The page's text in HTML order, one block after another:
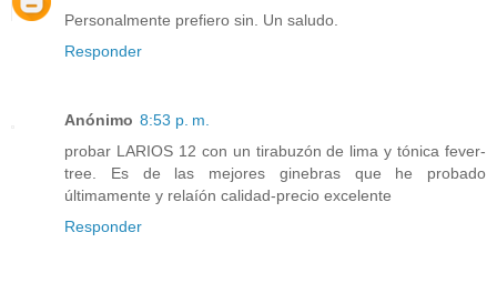
Personalmente prefiero sin. Un saludo.
Responder
Anónimo 8:53 p. m.
probar LARIOS 12 con un tirabuzón de lima y tónica fever-
tree. Es de las mejores ginebras que he probado
últimamente y relaíón calidad-precio excelente
Responder